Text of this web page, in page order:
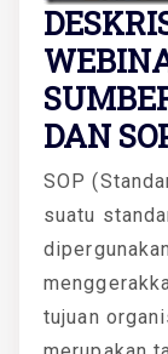
DAN
SOP
suatu
tujuan